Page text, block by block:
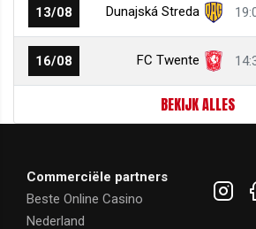
13/08 Dunajská Streda
16/08 FC Twente
BEKIJK ALLES
Commerciële partners
Beste Online Casino
Nederland